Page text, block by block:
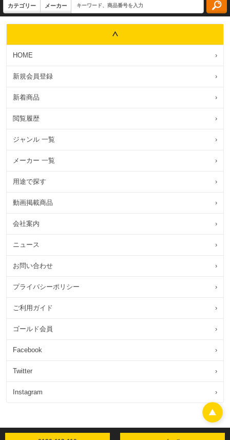
HOME ›
新規会員登録 ›
新着商品 ›
閲覧履歴 ›
ジャンル 一覧 ›
メーカー 一覧 ›
用途で探す ›
動画掲載商品 ›
会社案内 ›
ニュース ›
お問い合わせ ›
プライバシーポリシー ›
ご利用ガイド ›
ゴールド会員 ›
Facebook ›
Twitter ›
Instagram ›